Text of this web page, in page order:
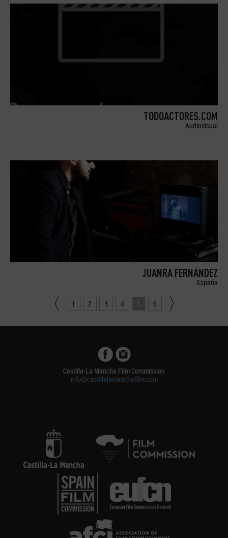
TODOACTORES.COM
Audiovisual
JUANRA FERNÁNDEZ
España
1 2 3 4 5 6
Castilla-La Mancha Film Commission
info@castillalamanchafilm.com